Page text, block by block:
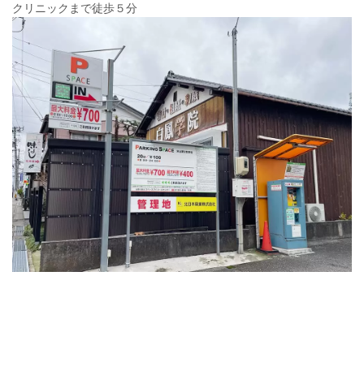
クリニックまで徒歩５分